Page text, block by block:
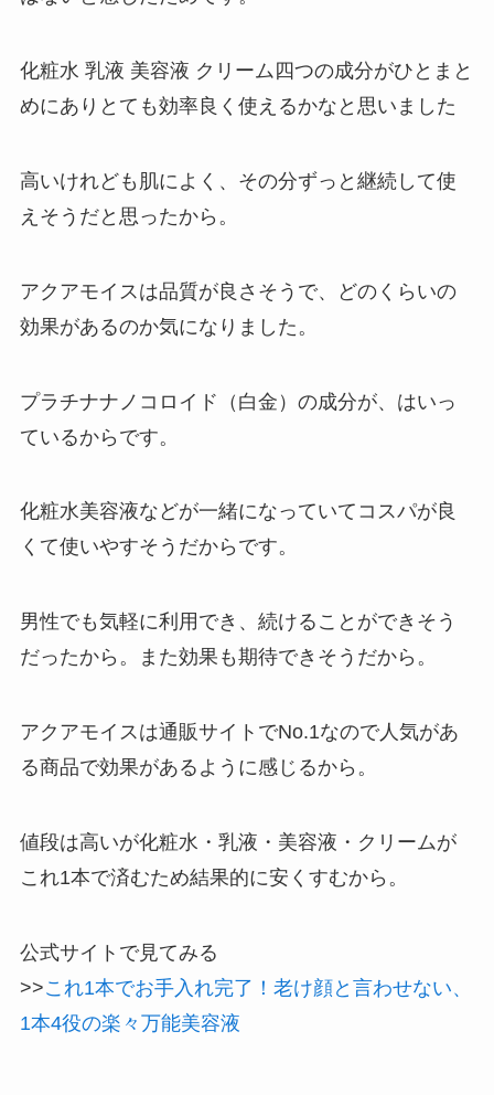
化粧水 乳液 美容液 クリーム四つの成分がひとまと
めにありとても効率良く使えるかなと思いました
高いけれども肌によく、その分ずっと継続して使
えそうだと思ったから。
アクアモイスは品質が良さそうで、どのくらいの
効果があるのか気になりました。
プラチナナノコロイド（白金）の成分が、はいっ
ているからです。
化粧水美容液などが一緒になっていてコスパが良
くて使いやすそうだからです。
男性でも気軽に利用でき、続けることができそう
だったから。また効果も期待できそうだから。
アクアモイスは通販サイトでNo.1なので人気があ
る商品で効果があるように感じるから。
値段は高いが化粧水・乳液・美容液・クリームが
これ1本で済むため結果的に安くすむから。
公式サイトで見てみる
>>これ1本でお手入れ完了！老け顔と言わせない、
1本4役の楽々万能美容液